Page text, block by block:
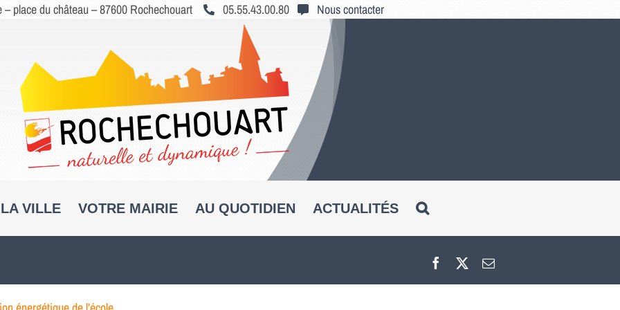
– place du château – 87600 Rochechouart 05.55.43.00.80 Nous contacter
VILLE VOTRE MAIRIE AU QUOTIDIEN ACTUALITÉS